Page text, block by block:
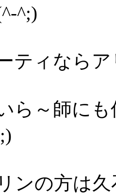
^;)
ティなら
ら～師に
ンの方は